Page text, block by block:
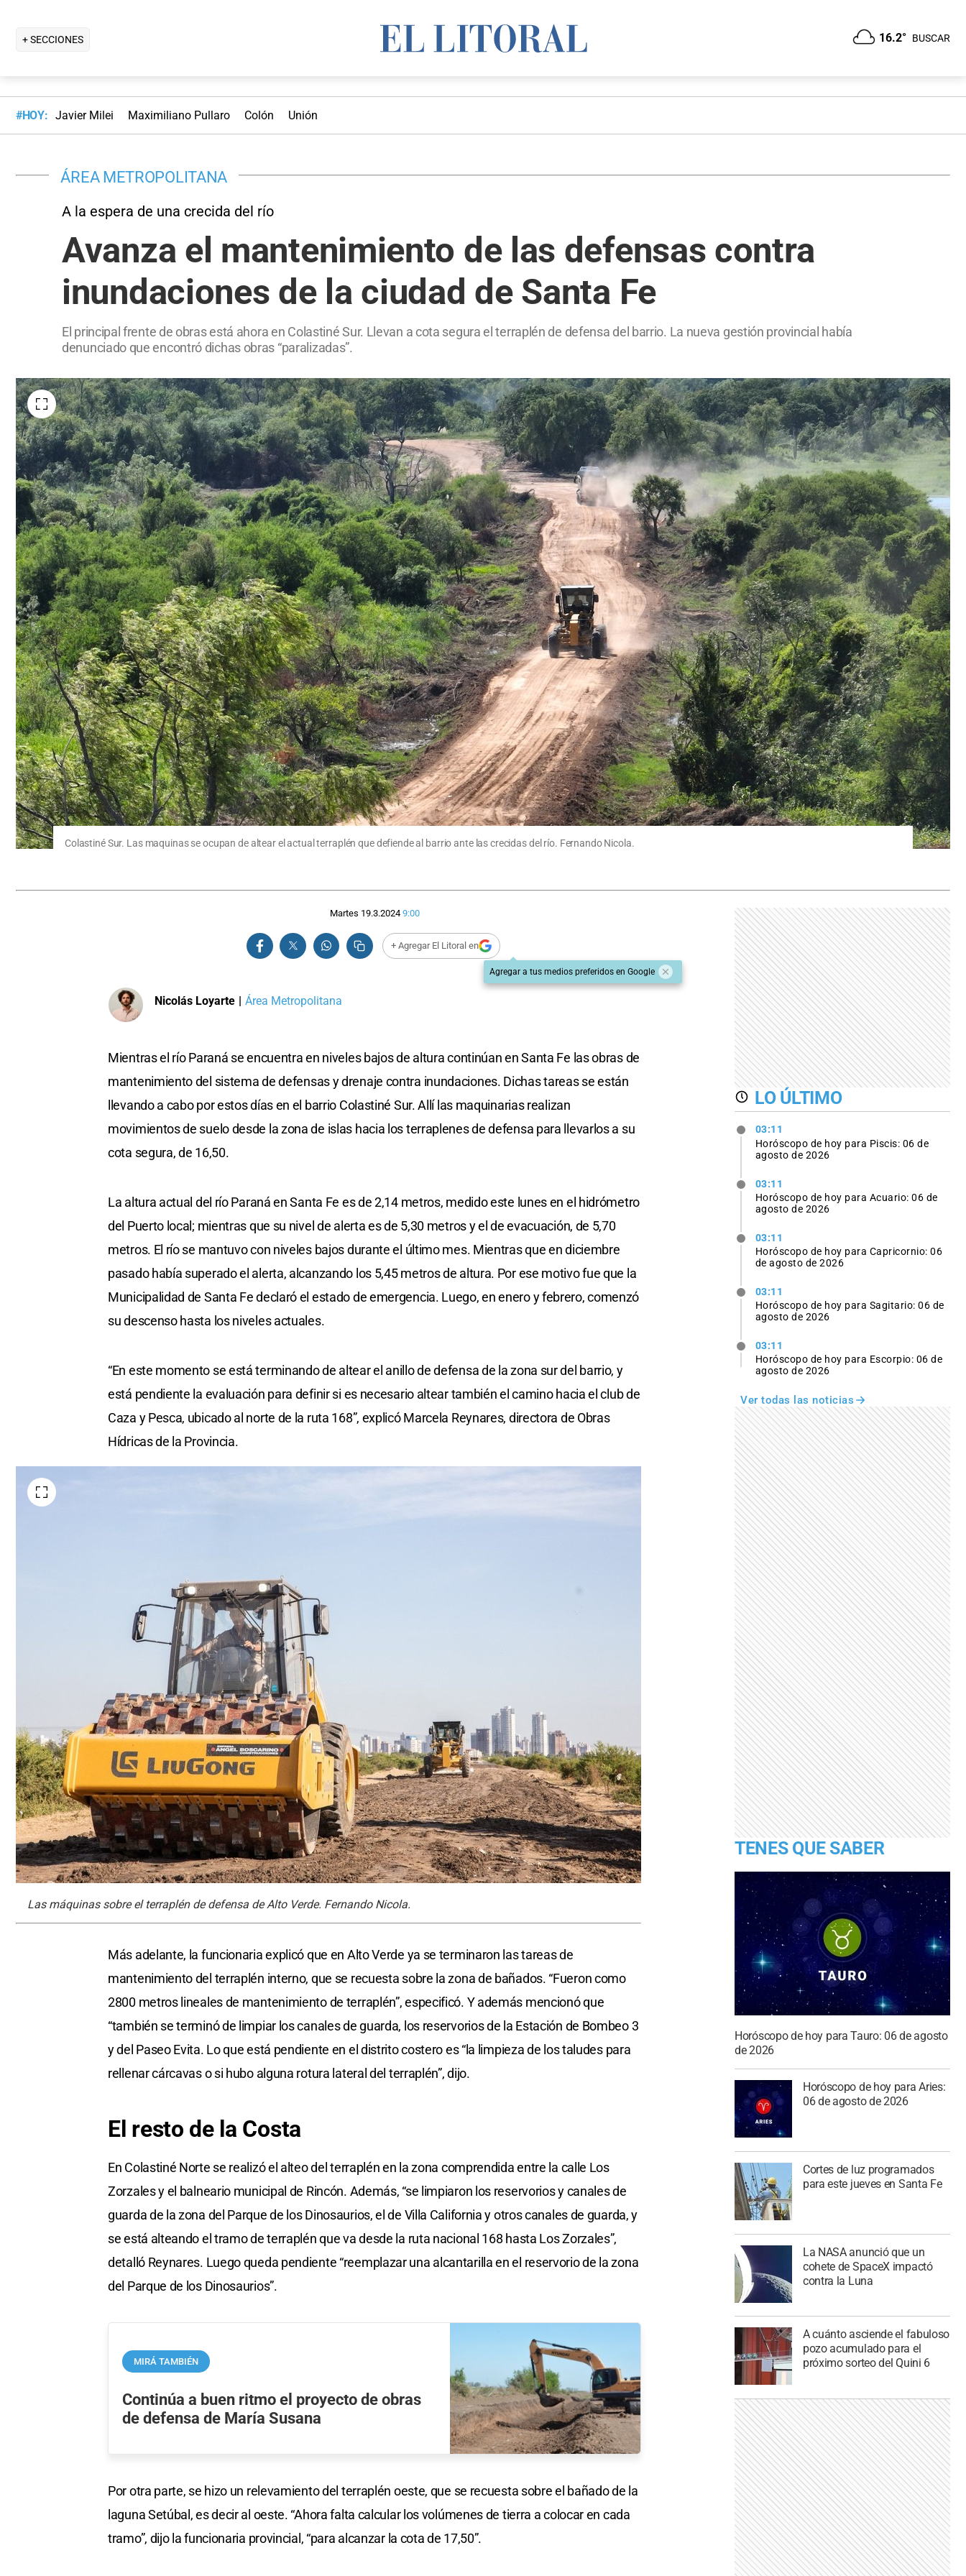
+ SECCIONES 16.2° BUSCAR
#HOY: Javier Milei Maximiliano Pullaro Colón Unión
ÁREA METROPOLITANA
A la espera de una crecida del río
Avanza el mantenimiento de las defensas contra
inundaciones de la ciudad de Santa Fe
El principal frente de obras está ahora en Colastiné Sur. Llevan a cota segura el terraplén de defensa del barrio. La nueva gestión provincial había
denunciado que encontró dichas obras “paralizadas”.
Colastiné Sur. Las maquinas se ocupan de altear el actual terraplén que defiende al barrio ante las crecidas del río. Fernando Nicola.
Martes 19.3.2024 9:00
+ Agregar El Litoral en
Agregar a tus medios preferidos en Google
Nicolás Loyarte | Área Metropolitana
Mientras el río Paraná se encuentra en niveles bajos de altura continúan en Santa Fe las obras de
mantenimiento del sistema de defensas y drenaje contra inundaciones. Dichas tareas se están
llevando a cabo por estos días en el barrio Colastiné Sur. Allí las maquinarias realizan
movimientos de suelo desde la zona de islas hacia los terraplenes de defensa para llevarlos a su
cota segura, de 16,50.
La altura actual del río Paraná en Santa Fe es de 2,14 metros, medido este lunes en el hidrómetro
del Puerto local; mientras que su nivel de alerta es de 5,30 metros y el de evacuación, de 5,70
metros. El río se mantuvo con niveles bajos durante el último mes. Mientras que en diciembre
pasado había superado el alerta, alcanzando los 5,45 metros de altura. Por ese motivo fue que la
Municipalidad de Santa Fe declaró el estado de emergencia. Luego, en enero y febrero, comenzó
su descenso hasta los niveles actuales.
“En este momento se está terminando de altear el anillo de defensa de la zona sur del barrio, y
está pendiente la evaluación para definir si es necesario altear también el camino hacia el club de
Caza y Pesca, ubicado al norte de la ruta 168”, explicó Marcela Reynares, directora de Obras
Hídricas de la Provincia.
Las máquinas sobre el terraplén de defensa de Alto Verde. Fernando Nicola.
Más adelante, la funcionaria explicó que en Alto Verde ya se terminaron las tareas de
mantenimiento del terraplén interno, que se recuesta sobre la zona de bañados. “Fueron como
2800 metros lineales de mantenimiento de terraplén”, especificó. Y además mencionó que
“también se terminó de limpiar los canales de guarda, los reservorios de la Estación de Bombeo 3
y del Paseo Evita. Lo que está pendiente en el distrito costero es “la limpieza de los taludes para
rellenar cárcavas o si hubo alguna rotura lateral del terraplén”, dijo.
El resto de la Costa
En Colastiné Norte se realizó el alteo del terraplén en la zona comprendida entre la calle Los
Zorzales y el balneario municipal de Rincón. Además, “se limpiaron los reservorios y canales de
guarda de la zona del Parque de los Dinosaurios, el de Villa California y otros canales de guarda, y
se está alteando el tramo de terraplén que va desde la ruta nacional 168 hasta Los Zorzales”,
detalló Reynares. Luego queda pendiente “reemplazar una alcantarilla en el reservorio de la zona
del Parque de los Dinosaurios”.
MIRÁ TAMBIÉN
Continúa a buen ritmo el proyecto de obras
de defensa de María Susana
Por otra parte, se hizo un relevamiento del terraplén oeste, que se recuesta sobre el bañado de la
laguna Setúbal, es decir al oeste. “Ahora falta calcular los volúmenes de tierra a colocar en cada
tramo”, dijo la funcionaria provincial, “para alcanzar la cota de 17,50”.
LO ÚLTIMO
03:11
Horóscopo de hoy para Piscis: 06 de
agosto de 2026
03:11
Horóscopo de hoy para Acuario: 06 de
agosto de 2026
03:11
Horóscopo de hoy para Capricornio: 06
de agosto de 2026
03:11
Horóscopo de hoy para Sagitario: 06 de
agosto de 2026
03:11
Horóscopo de hoy para Escorpio: 06 de
agosto de 2026
Ver todas las noticias
TENES QUE SABER
Horóscopo de hoy para Tauro: 06 de agosto
de 2026
Horóscopo de hoy para Aries:
06 de agosto de 2026
Cortes de luz programados
para este jueves en Santa Fe
La NASA anunció que un
cohete de SpaceX impactó
contra la Luna
A cuánto asciende el fabuloso
pozo acumulado para el
próximo sorteo del Quini 6